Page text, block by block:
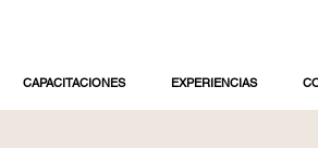
CAPACITACIONES EXPERIENCIAS